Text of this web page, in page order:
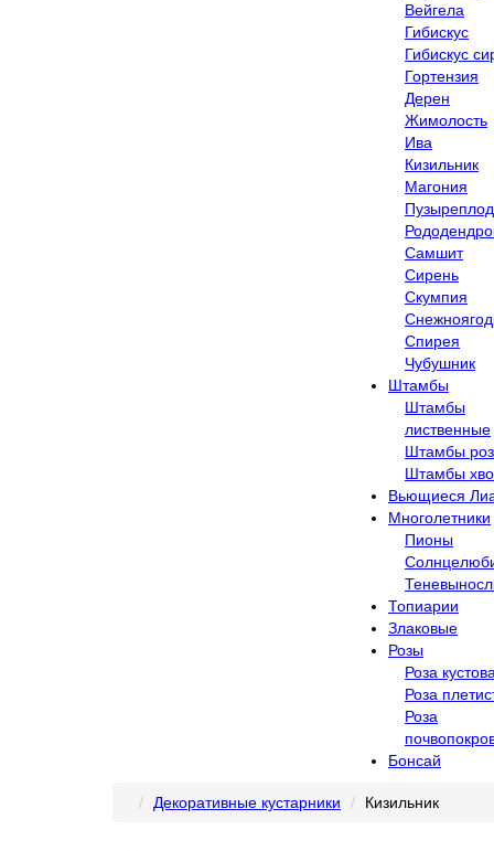
Вейгела
Гибискус
Гибискус
Гортензия
Дерен
Жимолость
Ива
Кизильник
Магония
Самшит
Сирень
Скумпия
Спирея
Чубушник
Штамбы
Штамбы
лиственные
Штамбы
Штамбы
Вьющиеся
Многолетники
Пионы
Топиарии
Злаковые
Розы
Роза
Роза
Роза
Бонсай
Декоративные кустарники Кизильник